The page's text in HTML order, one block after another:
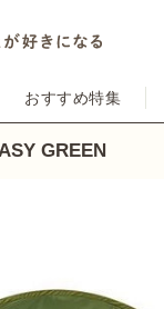
おすすめ特集
GREEN